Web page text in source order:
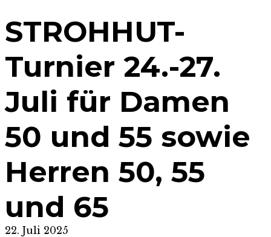
STROHHUT-
Turnier 24.-27.
Juli für Damen
50 und 55 sowie
Herren 50, 55
und 65
22. Juli 2025